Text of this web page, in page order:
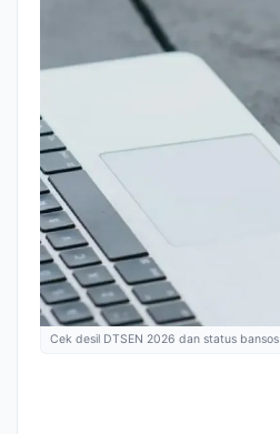
Cek desil DTSEN 2026 dan status